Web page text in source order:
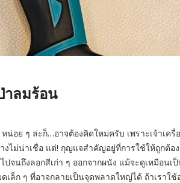
าลมร้อน
น่อย ๆ ล่ะก็…อาจต้องคิดใหม่ครับ เพราะเจ้าเครื่
งไม่น่าเชื่อ แต่! กุญแจสำคัญอยู่ที่การใช้ให้ถูกต้อ
ปจนถึงลอกสีเก่า ๆ ออกจากผนัง แม้จะดูเหมือนเ
ล็ก ๆ ที่อาจกลายเป็นจุดพลาดใหญ่ได้ ถ้าเราใช้